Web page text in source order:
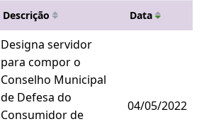
Descrição Data
Designa servidor
para compor o
Conselho Municipal
de Defesa do
Consumidor de
04/05/2022